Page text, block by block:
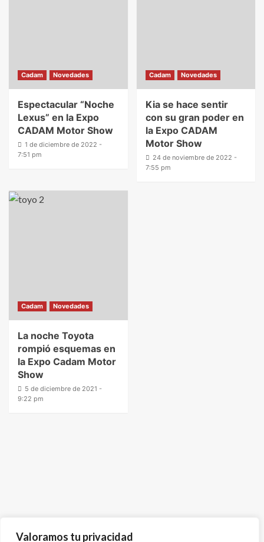
Valoramos tu privacidad
Cadam Novedades
Espectacular “Noche
Lexus” en la Expo
CADAM Motor Show
1 de diciembre de 2022 -
7:51 pm
Cadam Novedades
Kia se hace sentir
con su gran poder en
la Expo CADAM
Motor Show
24 de noviembre de 2022 -
7:55 pm
Cadam Novedades
La noche Toyota
rompió esquemas en
la Expo Cadam Motor
Show
5 de diciembre de 2021 -
9:22 pm